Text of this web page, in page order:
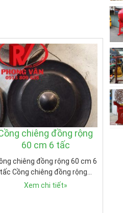
chiêng đồng rộng
60 cm 6 tấc
chiêng đồng rộng 60 cm 6
tấc Cồng chiêng đồng rộng…
Xem chi tiết»